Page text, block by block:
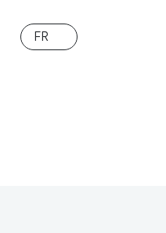
FR